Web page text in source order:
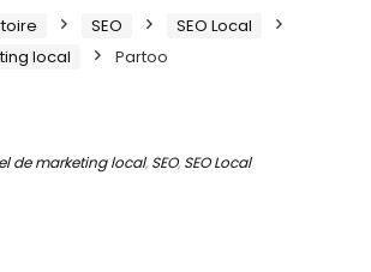
SEO
SEO Local
local
Partoo
de marketing local, SEO, SEO Local